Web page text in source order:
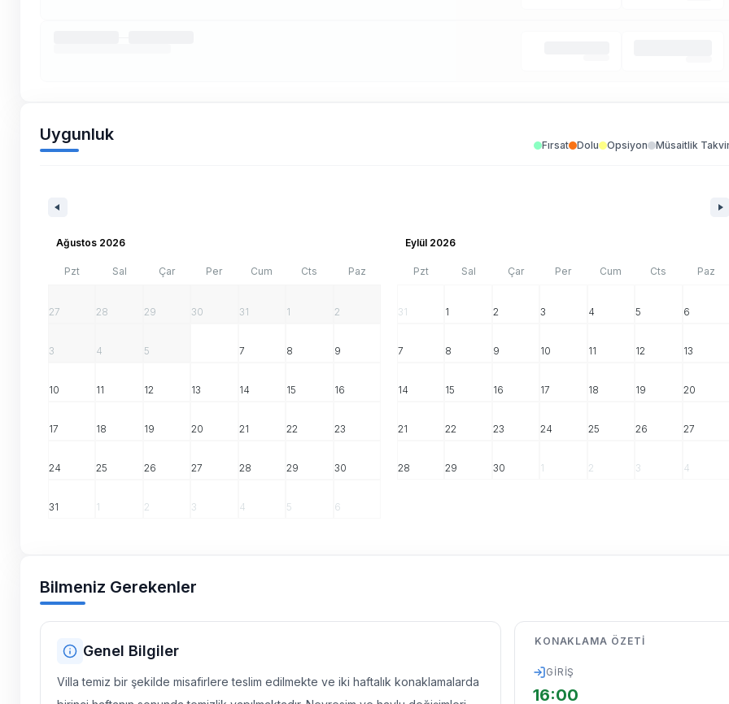
Uygunluk
Fırsat Dolu Opsiyon Müsaitlik
Ağustos 2026
Pzt Sal Çar Per Cum Cts Paz
27 28 29 30 31 1 2
3 4 5 7 8 9
10 11 12 13 14 15 16
17 18 19 20 21 22 23
24 25 26 27 28 29 30
31 1 2 3 4 5 6
Eylül 2026
Pzt Sal Çar Per Cum Cts Paz
31 1 2 3 4 5 6
7 8 9 10 11 12 13
14 15 16 17 18 19 20
21 22 23 24 25 26 27
28 29 30 1 2 3 4
Bilmeniz Gerekenler
Genel Bilgiler
Villa temiz bir şekilde misafirlere teslim edilmekte ve iki haftalık konaklamalarda
KONAKLAMA ÖZETI
GIRIŞ
16:00